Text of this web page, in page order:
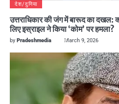
देश/दुनिया
उत्तराधिकार की जंग में बारूद का दखल:
लिए इस्राइल ने किया ‘कोम’ पर हमला?
by Pradeshmedia March 9, 2026